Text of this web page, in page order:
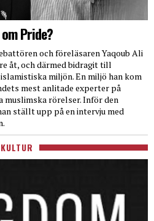
Pride?
och föreläsaren Yaqoub Ali
åt, och därmed bidragit till
miljön. En miljö han kom
mest anlitade experter på
muslimska rörelser. Inför den
ställt upp på en intervju med
KULTUR